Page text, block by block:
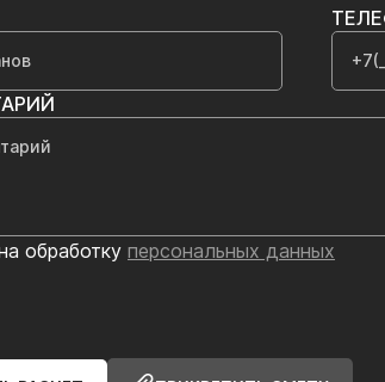
обработку персональных данных